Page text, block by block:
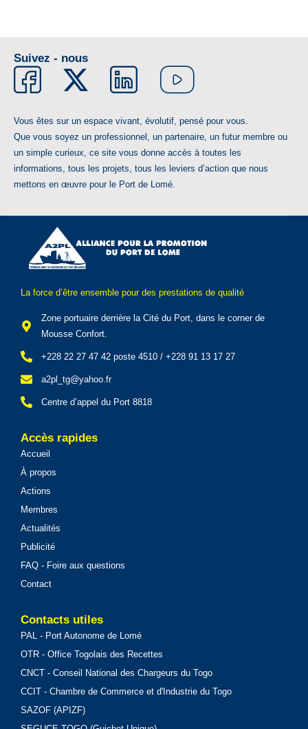
Suivez - nous
Vous êtes sur un espace vivant, évolutif, pensé pour vous.
Que vous soyez un professionnel, un partenaire, un futur membre ou
un simple curieux, ce site vous donne accès à toutes les
informations, tous les projets, tous les leviers d’action que nous
mettons en œuvre pour le Port de Lomé.
La force d’être ensemble pour des prestations de qualité
Zone portuaire derrière la Cité du Port, dans le corner de
Mousse Confort.
+228 22 27 47 42 poste 4510 / +228 91 13 17 27
a2pl_tg@yahoo.fr
Centre d’appel du Port 8818
Accès rapides
Accueil
À propos
Actions
Membres
Actualités
Publicité
FAQ - Foire aux questions
Contact
Contacts utiles
PAL - Port Autonome de Lomé
OTR - Office Togolais des Recettes
CNCT - Conseil National des Chargeurs du Togo
CCIT - Chambre de Commerce et d'Industrie du Togo
SAZOF (APIZF)